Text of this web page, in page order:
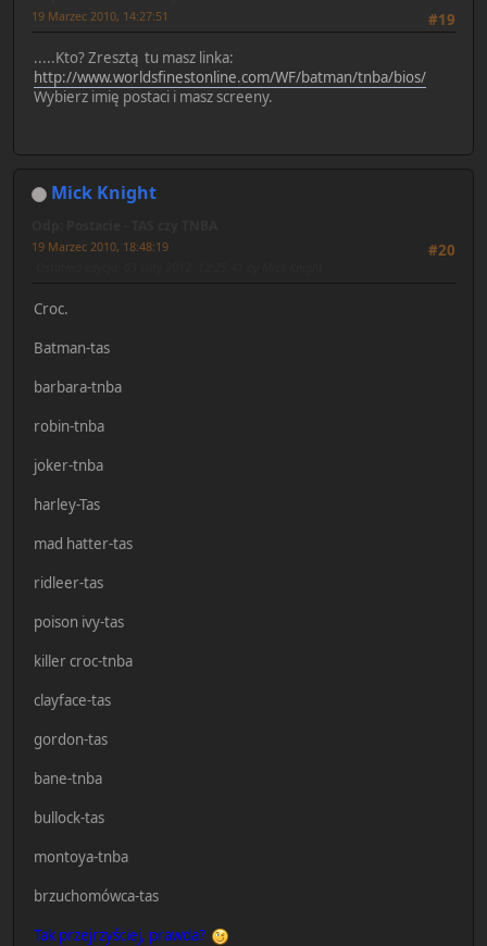
#19
19 Marzec 2010, 14:27:51
.....Kto? Zresztą tu masz linka:
http://www.worldsfinestonline.com/WF/batman/tnba/bios/
Wybierz imię postaci i masz screeny.
Mick Knight
#20
19 Marzec 2010, 18:48:19
Croc.
Batman-tas
barbara-tnba
robin-tnba
joker-tnba
harley-Tas
mad hatter-tas
ridleer-tas
poison ivy-tas
killer croc-tnba
clayface-tas
gordon-tas
bane-tnba
bullock-tas
montoya-tnba
brzuchomówca-tas
Tak przejrzyściej, prawda?